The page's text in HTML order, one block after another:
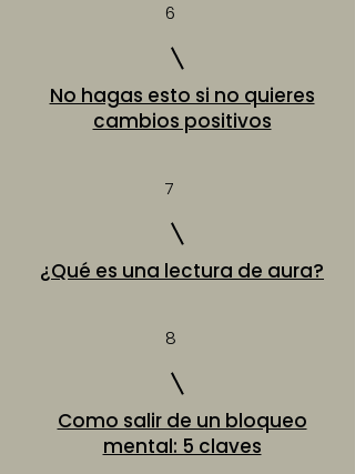
6
No hagas esto si no quieres
cambios positivos
7
¿Qué es una lectura de aura?
8
Como salir de un bloqueo
mental: 5 claves